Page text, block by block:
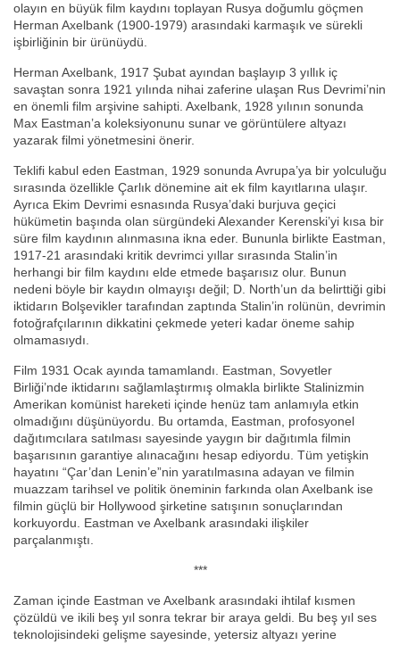
olayın en büyük film kaydını toplayan Rusya doğumlu göçmen
Herman Axelbank (1900-1979) arasındaki karmaşık ve sürekli
işbirliğinin bir ürünüydü.
Herman Axelbank, 1917 Şubat ayından başlayıp 3 yıllık iç
savaştan sonra 1921 yılında nihai zaferine ulaşan Rus Devrimi’nin
en önemli film arşivine sahipti. Axelbank, 1928 yılının sonunda
Max Eastman’a koleksiyonunu sunar ve görüntülere altyazı
yazarak filmi yönetmesini önerir.
Teklifi kabul eden Eastman, 1929 sonunda Avrupa’ya bir yolculuğu
sırasında özellikle Çarlık dönemine ait ek film kayıtlarına ulaşır.
Ayrıca Ekim Devrimi esnasında Rusya’daki burjuva geçici
hükümetin başında olan sürgündeki Alexander Kerenski’yi kısa bir
süre film kaydının alınmasına ikna eder. Bununla birlikte Eastman,
1917-21 arasındaki kritik devrimci yıllar sırasında Stalin’in
herhangi bir film kaydını elde etmede başarısız olur. Bunun
nedeni böyle bir kaydın olmayışı değil; D. North’un da belirttiği gibi
iktidarın Bolşevikler tarafından zaptında Stalin’in rolünün, devrimin
fotoğrafçılarının dikkatini çekmede yeteri kadar öneme sahip
olmamasıydı.
Film 1931 Ocak ayında tamamlandı. Eastman, Sovyetler
Birliği’nde iktidarını sağlamlaştırmış olmakla birlikte Stalinizmin
Amerikan komünist hareketi içinde henüz tam anlamıyla etkin
olmadığını düşünüyordu. Bu ortamda, Eastman, profosyonel
dağıtımcılara satılması sayesinde yaygın bir dağıtımla filmin
başarısının garantiye alınacağını hesap ediyordu. Tüm yetişkin
hayatını “Çar’dan Lenin’e”nin yaratılmasına adayan ve filmin
muazzam tarihsel ve politik öneminin farkında olan Axelbank ise
filmin güçlü bir Hollywood şirketine satışının sonuçlarından
korkuyordu. Eastman ve Axelbank arasındaki ilişkiler
parçalanmıştı.
***
Zaman içinde Eastman ve Axelbank arasındaki ihtilaf kısmen
çözüldü ve ikili beş yıl sonra tekrar bir araya geldi. Bu beş yıl ses
teknolojisindeki gelişme sayesinde, yetersiz altyazı yerine